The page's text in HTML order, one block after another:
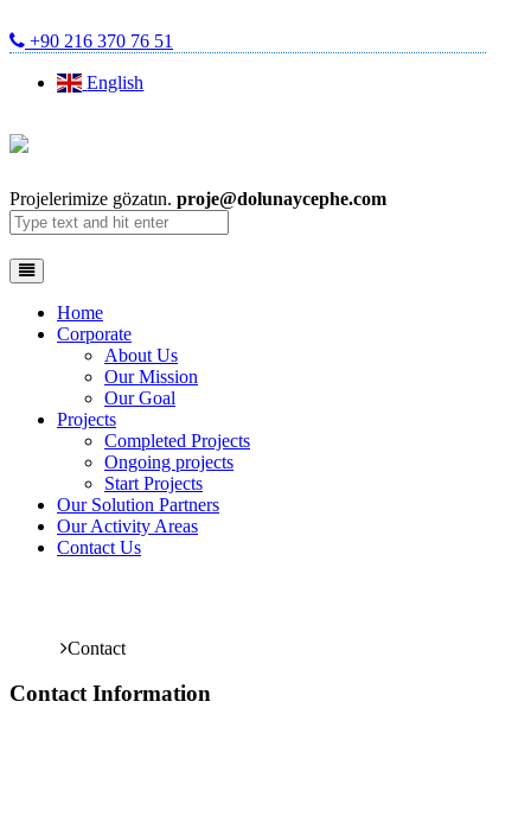
+90 216 370 76 51
English
Projelerimize gözatın. proje@dolunaycephe.com
Home
Corporate
About Us
Our Mission
Our Goal
Projects
Completed Projects
Ongoing projects
Start Projects
Our Solution Partners
Our Activity Areas
Contact Us
Contact
Contact Information